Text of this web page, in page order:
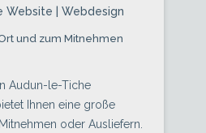
Website | Webdesign
und zum Mitnehmen
Audun-le-Tiche
Ihnen eine große
oder Ausliefern.